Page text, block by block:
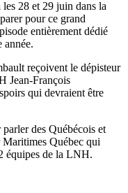
28 et 29 juin dans la
pour ce grand
entièrement dédié
année.
reçoivent le dépisteur
Jean-François
qui devraient être
des Québécois et
Québec qui
équipes de la LNH.